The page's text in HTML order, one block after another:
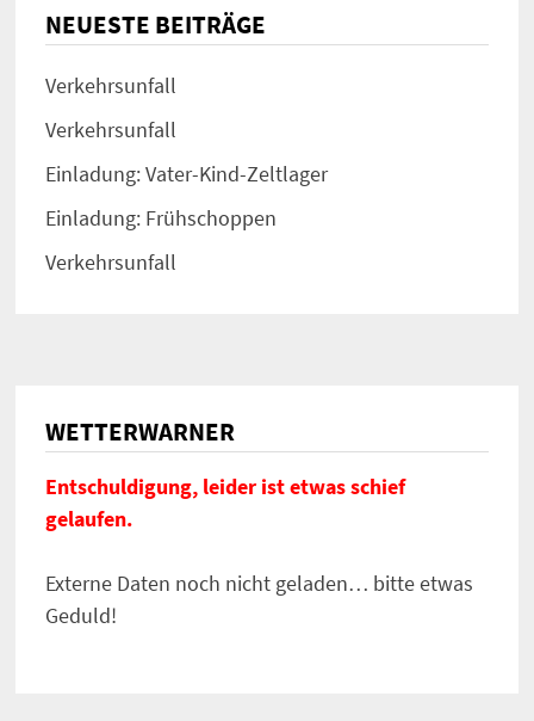
NEUESTE BEITRÄGE
Verkehrsunfall
Verkehrsunfall
Einladung: Vater-Kind-Zeltlager
Einladung: Frühschoppen
Verkehrsunfall
WETTERWARNER
Entschuldigung, leider ist etwas schief
gelaufen.
Externe Daten noch nicht geladen… bitte etwas
Geduld!